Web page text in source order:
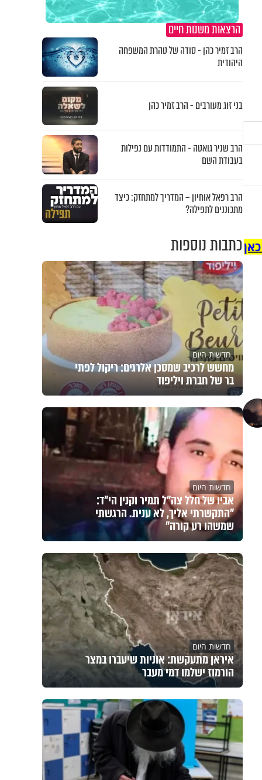
הרצאות משנות חיים
הרב זמיר כהן - סודה של טהרת המשפחה
היהודית
בני זוג מעורבים - הרב זמיר כהן
הרב שניר גואטה - התמודדות עם נפילות
בעבודת השם
הרב רפאל אוחיון – המדריך למתחזק: כיצד
מתכוננים לתפילה?
כתבות נוספות
חדשות היום
מחשש לרכיב שמסכן אלרגים: ריקול לפתי
בר של חברת ויליפוד
חדשות היום
אביו של חלל צה"ל תמיר וקנין הי"ד:
"התקשרתי אליך, לא ענית. הרגשתי
שמשהו רע קורה"
חדשות היום
איראן מתעקשת: אוניות שיעברו במצר
הורמוז ישלמו דמי מעבר